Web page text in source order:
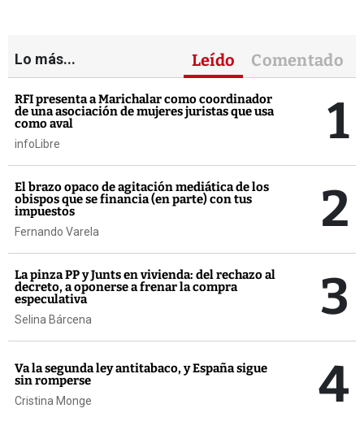
Lo más... Leído Comentado
RFI presenta a Marichalar como coordinador
de una asociación de mujeres juristas que usa
como aval
infoLibre 1
El brazo opaco de agitación mediática de los
obispos que se financia (en parte) con tus
impuestos
Fernando Varela 2
La pinza PP y Junts en vivienda: del rechazo al
decreto, a oponerse a frenar la compra
especulativa
Selina Bárcena 3
Va la segunda ley antitabaco, y España sigue
sin romperse
Cristina Monge 4